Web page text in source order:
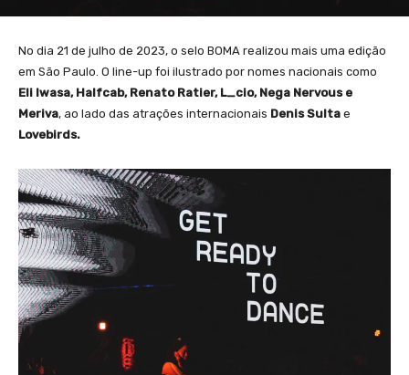
No dia 21 de julho de 2023, o selo BOMA realizou mais uma edição
em São Paulo. O line-up foi ilustrado por nomes nacionais como
Eli Iwasa, Halfcab, Renato Ratier, L_cio, Nega Nervous e
Meriva, ao lado das atrações internacionais Denis Sulta e
Lovebirds.